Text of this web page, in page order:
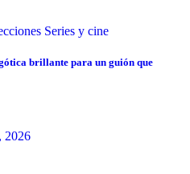
Series y cine
brillante para un guión que
2026